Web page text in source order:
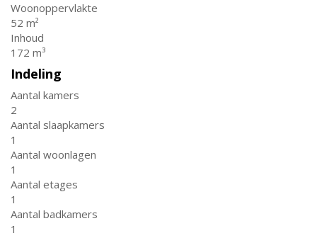
Woonoppervlakte
52 m²
Inhoud
172 m³
Indeling
Aantal kamers
2
Aantal slaapkamers
1
Aantal woonlagen
1
Aantal etages
1
Aantal badkamers
1